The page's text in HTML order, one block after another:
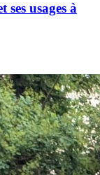
ses usages à